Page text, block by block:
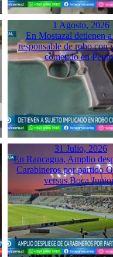
1 Agosto, 2026
En Mostazal detienen
responsable de robo con
cometido en
31 Julio, 2026
En Rancagua, Amplio
Carabineros por partido
versus Boca